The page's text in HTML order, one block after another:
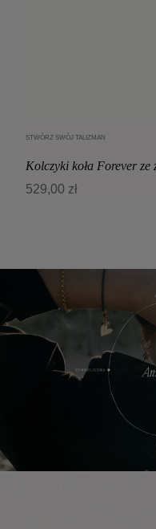
STWÓRZ SWÓJ TALIZMAN
Kolczyki koła Forever ze
529,00 zł